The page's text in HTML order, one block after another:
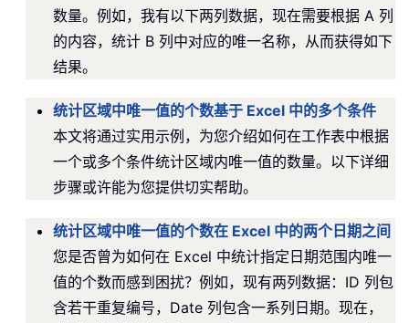
数量。例如，我有以下两列数据，现在需要根据 A 列
的内容，统计 B 列中对应的唯一名称，从而获得如下
结果。
统计区域中唯一值的个数基于 Excel 中的多个条件
本文将通过实用示例，为您介绍如何在工作表中根据
一个或多个条件统计区域内唯一值的数量。以下详细
步骤或许能为您提供切实帮助。
统计区域中唯一值的个数在 Excel 中的两个日期之间
您是否曾为如何在 Excel 中统计指定日期范围内唯一
值的个数而感到困扰？例如，现有两列数据：ID 列包
含若干重复编号，Date 列包含一系列日期。现在，